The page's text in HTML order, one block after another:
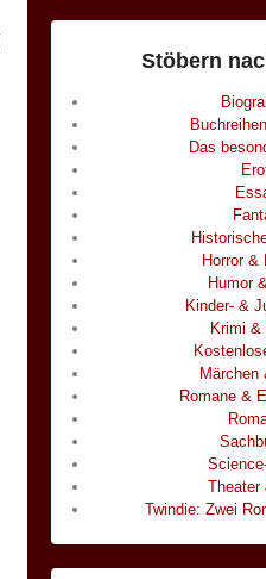
Stöbern
Das
Horror &
Humor
Kinder- &
Krimi &
Märchen
Romane &
Theater
Twindie: Zwei